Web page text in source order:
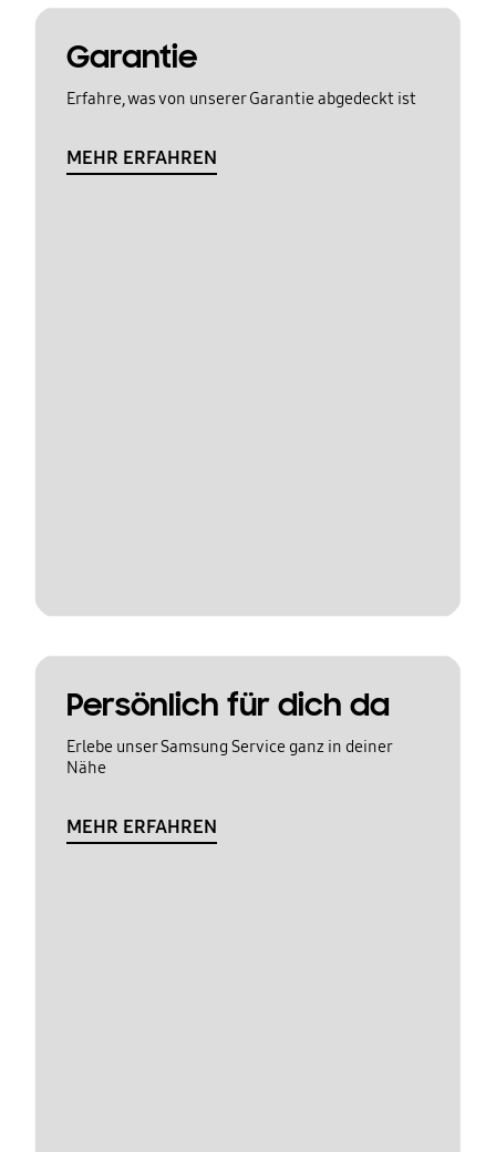
Garantie
Erfahre, was von unserer Garantie abgedeckt ist
MEHR ERFAHREN
Persönlich für dich da
Erlebe unser Samsung Service ganz in deiner
Nähe
MEHR ERFAHREN